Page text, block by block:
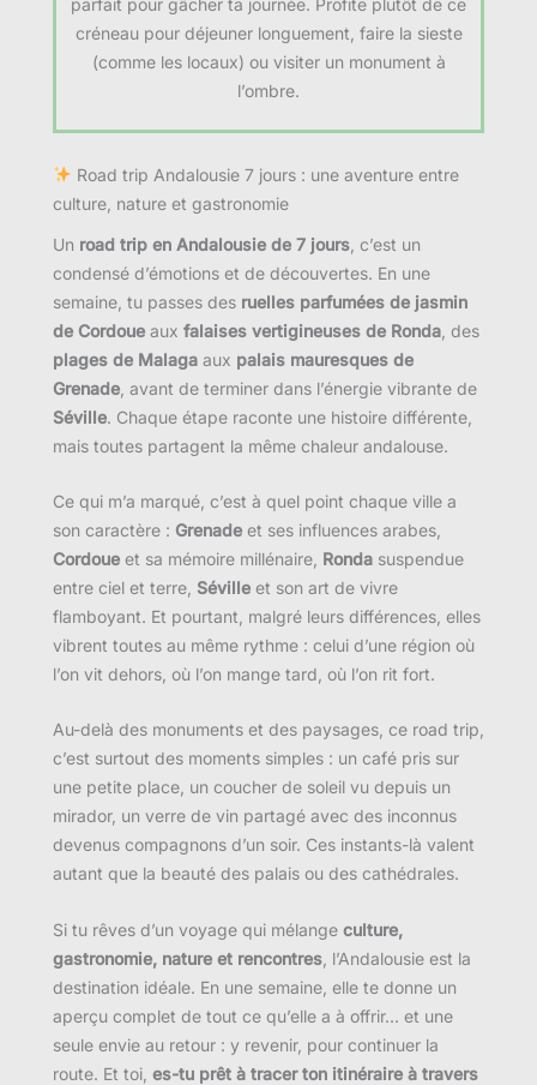
parfait pour gâcher ta journée. Profite plutôt de ce
créneau pour déjeuner longuement, faire la sieste
(comme les locaux) ou visiter un monument à
l’ombre.
Road trip Andalousie 7 jours : une aventure entre
culture, nature et gastronomie
Un road trip en Andalousie de 7 jours , c’est un
condensé d’émotions et de découvertes. En une
semaine, tu passes des ruelles parfumées de jasmin
de Cordoue aux falaises vertigineuses de Ronda , des
plages de Malaga aux palais mauresques de
Grenade , avant de terminer dans l’énergie vibrante de
Séville. Chaque étape raconte une histoire différente,
mais toutes partagent la même chaleur andalouse.
Ce qui m’a marqué, c’est à quel point chaque ville a
son caractère : Grenade et ses influences arabes,
Cordoue et sa mémoire millénaire, Ronda suspendue
entre ciel et terre, Séville et son art de vivre
flamboyant. Et pourtant, malgré leurs différences, elles
vibrent toutes au même rythme : celui d’une région où
l’on vit dehors, où l’on mange tard, où l’on rit fort.
Au-delà des monuments et des paysages, ce road trip,
c’est surtout des moments simples : un café pris sur
une petite place, un coucher de soleil vu depuis un
mirador, un verre de vin partagé avec des inconnus
devenus compagnons d’un soir. Ces instants-là valent
autant que la beauté des palais ou des cathédrales.
Si tu rêves d’un voyage qui mélange culture,
gastronomie, nature et rencontres , l’Andalousie est la
destination idéale. En une semaine, elle te donne un
aperçu complet de tout ce qu’elle a à offrir… et une
seule envie au retour : y revenir, pour continuer la
route. Et toi, es-tu prêt à tracer ton itinéraire à travers